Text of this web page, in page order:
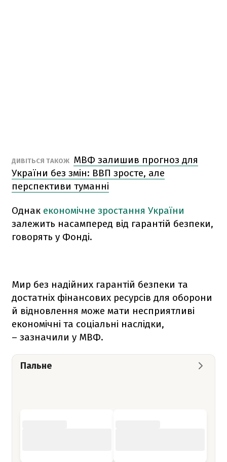
ДИВІТЬСЯ ТАКОЖ МВФ залишив прогноз для
України без змін: ВВП зросте, але
перспективи туманні
Однак економічне зростання України
залежить насамперед від гарантій безпеки,
говорять у Фонді.
Мир без надійних гарантій безпеки та
достатніх фінансових ресурсів для оборони
й відновлення може мати несприятливі
економічні та соціальні наслідки,
– зазначили у МВФ.
Пальне